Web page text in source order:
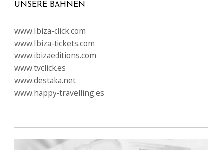
UNSERE BAHNEN
www.Ibiza-click.com
www.Ibiza-tickets.com
www.ibizaeditions.com
www.tvclick.es
www.destaka.net
www.happy-travelling.es